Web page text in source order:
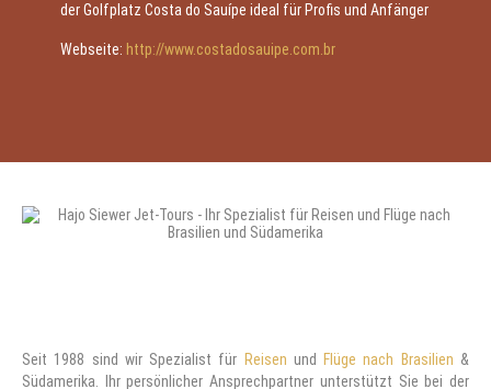
der Golfplatz Costa do Sauípe ideal für Profis und Anfänger
Webseite: http://www.costadosauipe.com.br
Seit 1988 sind wir Spezialist für Reisen und Flüge nach Brasilien &
Südamerika. Ihr persönlicher Ansprechpartner unterstützt Sie bei der